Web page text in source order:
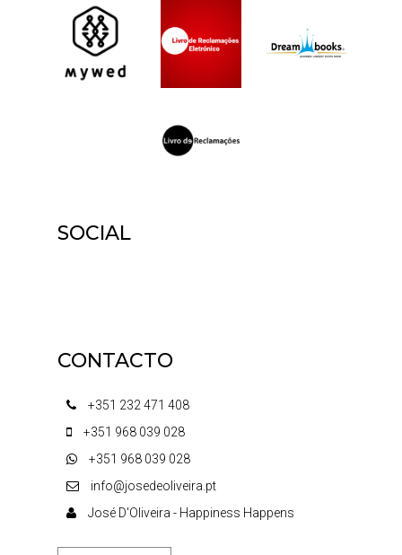
SOCIAL
CONTACTO
+351 232 471 408
+351 968 039 028
+351 968 039 028
info@josedeoliveira.pt
José D'Oliveira - Happiness Happens